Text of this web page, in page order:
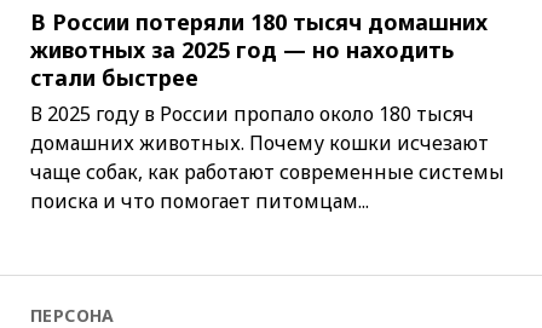
В России потеряли 180 тысяч домашних
животных за 2025 год — но находить
стали быстрее
В 2025 году в России пропало около 180 тысяч
домашних животных. Почему кошки исчезают
чаще собак, как работают современные системы
поиска и что помогает питомцам...
ПЕРСОНА